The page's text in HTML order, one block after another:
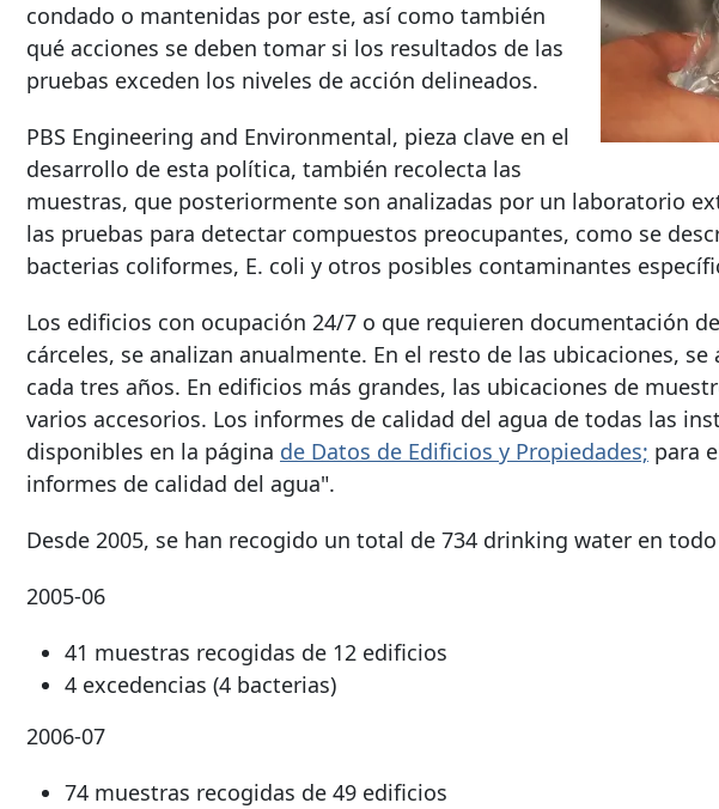
condado o mantenidas por este, así como también
qué acciones se deben tomar si los resultados de las
pruebas exceden los niveles de acción delineados.
PBS Engineering and Environmental, pieza clave en el
desarrollo de esta política, también recolecta las
muestras, que posteriormente son analizadas por un laboratorio
las pruebas para detectar compuestos preocupantes, como se
bacterias coliformes, E. coli y otros posibles contaminantes
Los edificios con ocupación 24/7 o que requieren documentación
cárceles, se analizan anualmente. En el resto de las ubicaciones,
cada tres años. En edificios más grandes, las ubicaciones de
varios accesorios. Los informes de calidad del agua de todas las
disponibles en la página de Datos de Edificios y Propiedades; para
informes de calidad del agua".
Desde 2005, se han recogido un total de 734 drinking water en
2005-06
41 muestras recogidas de 12 edificios
4 excedencias (4 bacterias)
2006-07
74 muestras recogidas de 49 edificios